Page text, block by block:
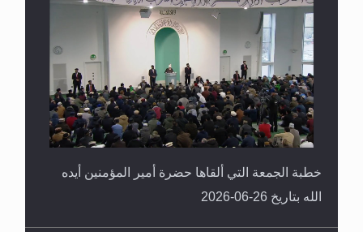
خطبة الجمعة التي ألقاها حضرة أمير المؤمنين أيده
الله بتاريخ 26-06-2026